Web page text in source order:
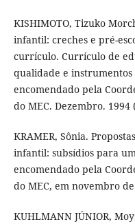
KISHIMOTO, Tizuko
infantil: creches e pré-
currículo. Currículo de
qualidade e
encomendado pela
do MEC. Dezembro. 1994
KRAMER, Sônia.
infantil: subsídios para
encomendado pela
do MEC, em novembro
KUHLMANN JÚNIOR,